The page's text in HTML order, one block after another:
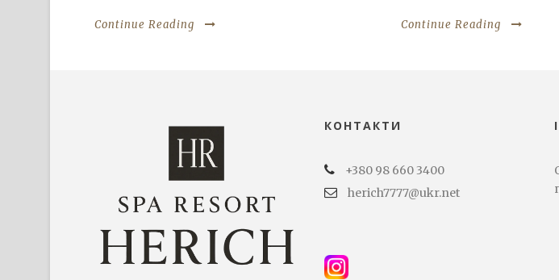
Continue Reading Continue Reading
КОНТАКТИ
+380 98 660 3400
herich7777@ukr.net